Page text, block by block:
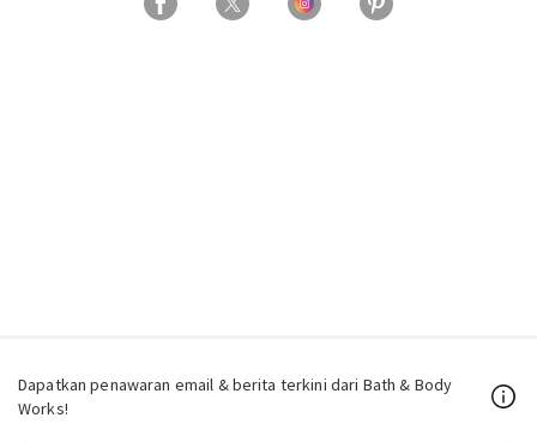
Dapatkan penawaran email & berita terkini dari Bath & Body
Works!